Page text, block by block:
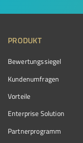
PRODUKT
Bewertungssiegel
Kundenumfragen
Vorteile
Enterprise Solution
Partnerprogramm